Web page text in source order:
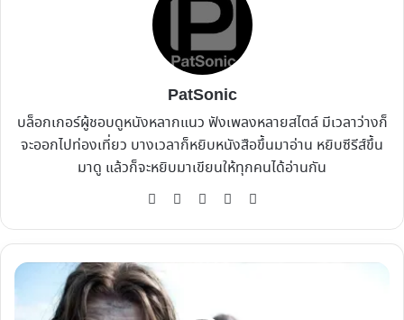
PatSonic
บล็อกเกอร์ผู้ชอบดูหนังหลากแนว ฟังเพลงหลายสไตล์ มีเวลาว่างก็
จะออกไปท่องเที่ยว บางเวลาก็หยิบหนังสือขึ้นมาอ่าน หยิบซีรีส์ขึ้น
มาดู แล้วก็จะหยิบมาเขียนให้ทุกคนได้อ่านกัน
WebsiteFacebook
X YouTube
Zombie:
จาก